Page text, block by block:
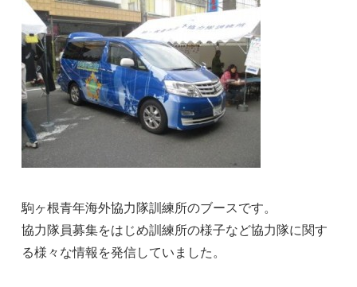
駒ヶ根青年海外協力隊訓練所のブースです。
協力隊員募集をはじめ訓練所の様子など協力隊に関す
る様々な情報を発信していました。